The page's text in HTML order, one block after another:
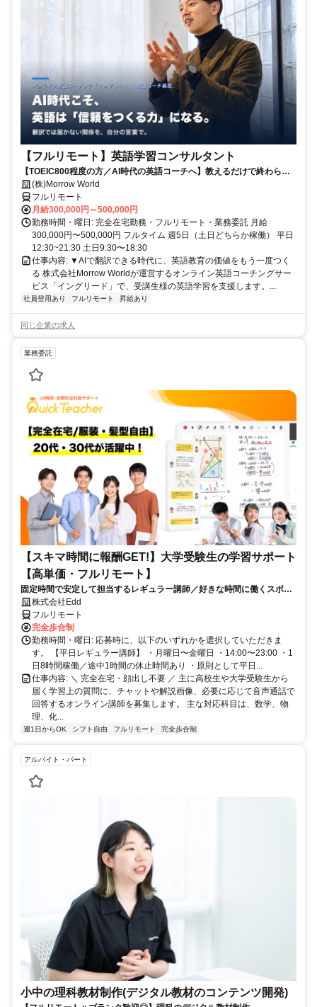
【フルリモート】英語学習コンサルタント
【TOEIC800程度の方／AI時代の英語コーチへ】教えるだけで終わらな
い。受講生の学習習慣と“自分の言葉で伝える力”を育てるお仕事です
(株)Morrow World
フルリモート
月給300,000円～500,000円
勤務時間・曜日: 完全在宅勤務・フルリモート・業務委託 月給
300,000円〜500,000円 フルタイム 週5日（土日どちらか稼働） 平日
12:30~21:30 土日9:30〜18:30
仕事内容: ▼AIで翻訳できる時代に、英語教育の価値をもう一度つく
る 株式会社Morrow Worldが運営するオンライン英語コーチングサー
ビス「イングリード」で、受講生様の英語学習を支援します。...
社員登用あり フルリモート 昇給あり
同じ企業の求人
業務委託
【スキマ時間に報酬GET!】大学受験生の学習サポート
【高単価・フルリモート】
固定時間で安定して担当するレギュラー講師／好きな時間に働くスポッ
ト講師から選べます！
株式会社Edd
フルリモート
完全歩合制
勤務時間・曜日: 応募時に、以下のいずれかを選択していただきま
す。 【平日レギュラー講師】 ・月曜日〜金曜日 ・14:00〜23:00 ・1
日8時間稼働／途中1時間の休止時間あり ・原則として平日...
仕事内容: ＼ 完全在宅・顔出し不要 ／ 主に高校生や大学受験生から
届く学習上の質問に、チャットや解説画像、必要に応じて音声通話で
回答するオンライン講師を募集します。 主な対応科目は、数学、物
理、化...
週1日からOK シフト自由 フルリモート 完全歩合制
アルバイト・パート
小中の理科教材制作(デジタル教材のコンテンツ開発)